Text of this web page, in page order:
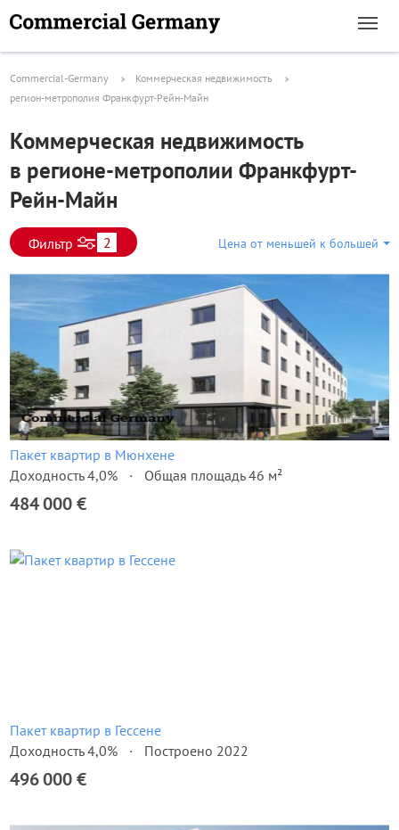
Commercial-Germany
Коммерческая недвижимость
регион-метрополия Франкфурт-Рейн-Майн
Коммерческая недвижимость
в регионе-метрополии Франкфурт-
Рейн-Майн
Фильтр 2 Цена от меньшей к большей
Пакет квартир в Мюнхене
Доходность 4,0%
Общая площадь 46 м²
484 000 €
Пакет квартир в Гессене
Доходность 4,0%
Построено 2022
496 000 €